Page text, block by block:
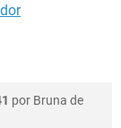
por Bruna de